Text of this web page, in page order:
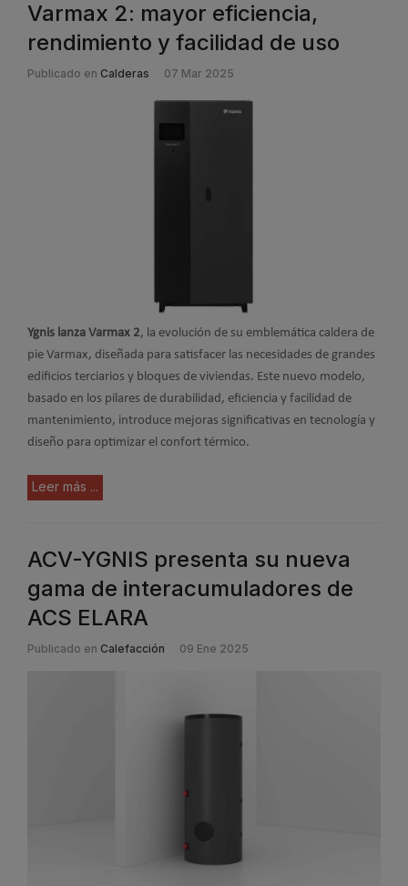
Varmax 2: mayor eficiencia,
rendimiento y facilidad de uso
Publicado en Calderas 07 Mar 2025
Ygnis lanza Varmax 2, la evolución de su emblemática caldera de
pie Varmax, diseñada para satisfacer las necesidades de grandes
edificios terciarios y bloques de viviendas. Este nuevo modelo,
basado en los pilares de durabilidad, eficiencia y facilidad de
mantenimiento, introduce mejoras significativas en tecnología y
diseño para optimizar el confort térmico.
Leer más ...
ACV-YGNIS presenta su nueva
gama de interacumuladores de
ACS ELARA
Publicado en Calefacción 09 Ene 2025